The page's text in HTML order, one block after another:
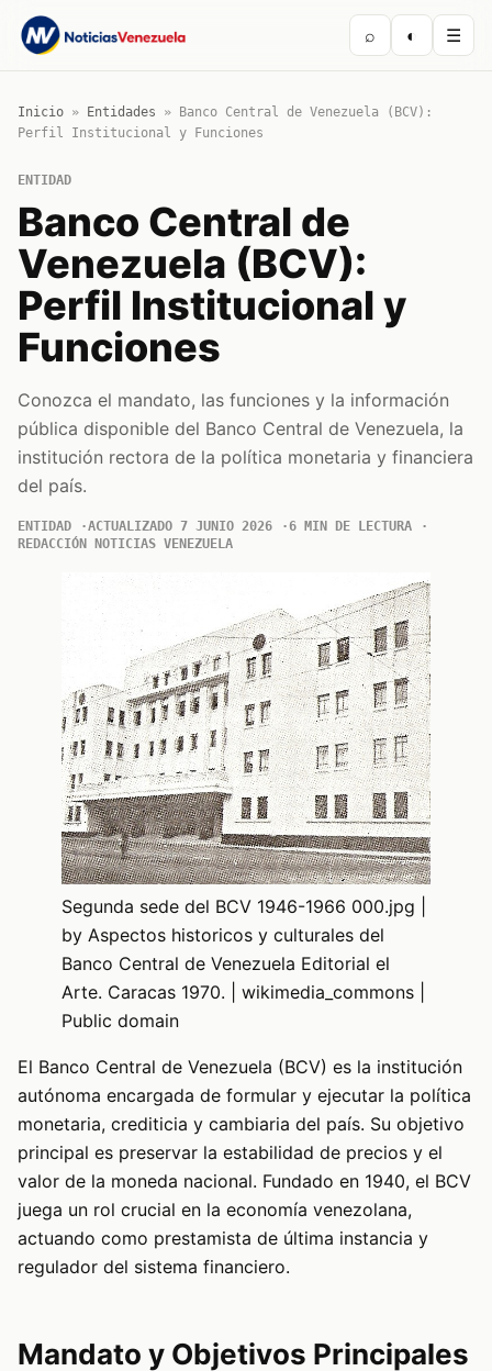
⌕ ◐ ☰
Inicio » Entidades »
Banco Central de Venezuela (BCV):
Perfil Institucional y Funciones
ENTIDAD
Banco Central de
Venezuela (BCV):
Perfil Institucional y
Funciones
Conozca el mandato, las funciones y la información
pública disponible del Banco Central de Venezuela, la
institución rectora de la política monetaria y financiera
del país.
ENTIDAD ACTUALIZADO 7 JUNIO 2026
6 MIN DE LECTURA
REDACCIÓN NOTICIAS VENEZUELA
Segunda sede del BCV 1946-1966 000.jpg |
by Aspectos historicos y culturales del
Banco Central de Venezuela Editorial el
Arte. Caracas 1970. | wikimedia_commons |
Public domain
El Banco Central de Venezuela (BCV) es la institución
autónoma encargada de formular y ejecutar la política
monetaria, crediticia y cambiaria del país. Su objetivo
principal es preservar la estabilidad de precios y el
valor de la moneda nacional. Fundado en 1940, el BCV
juega un rol crucial en la economía venezolana,
actuando como prestamista de última instancia y
regulador del sistema financiero.
Mandato y Objetivos Principales